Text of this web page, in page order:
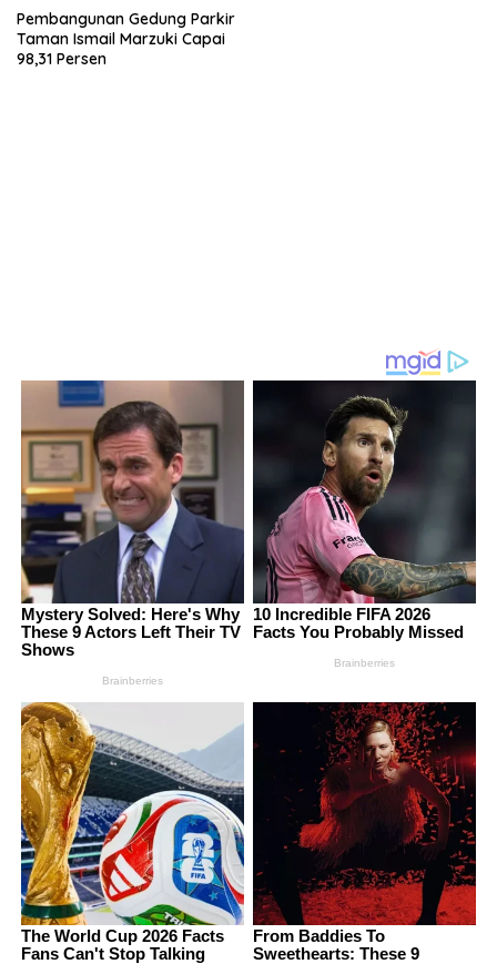
Pembangunan Gedung Parkir
Taman Ismail Marzuki Capai
98,31 Persen